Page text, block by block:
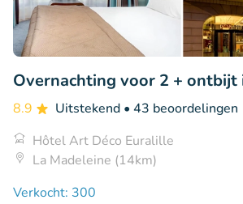
Overnachting voor 2 + ontbijt
8.9 Uitstekend • 43 beoordelingen
Hôtel Art Déco Euralille
La Madeleine (14km)
Verkocht: 300